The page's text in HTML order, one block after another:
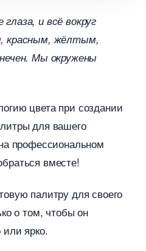
и всё вокру
красным, жёлтым,
Мы окружены
цвета при создании
для вашего
профессиональном
вместе!
палитру для своего
о том, чтобы он
ярко.